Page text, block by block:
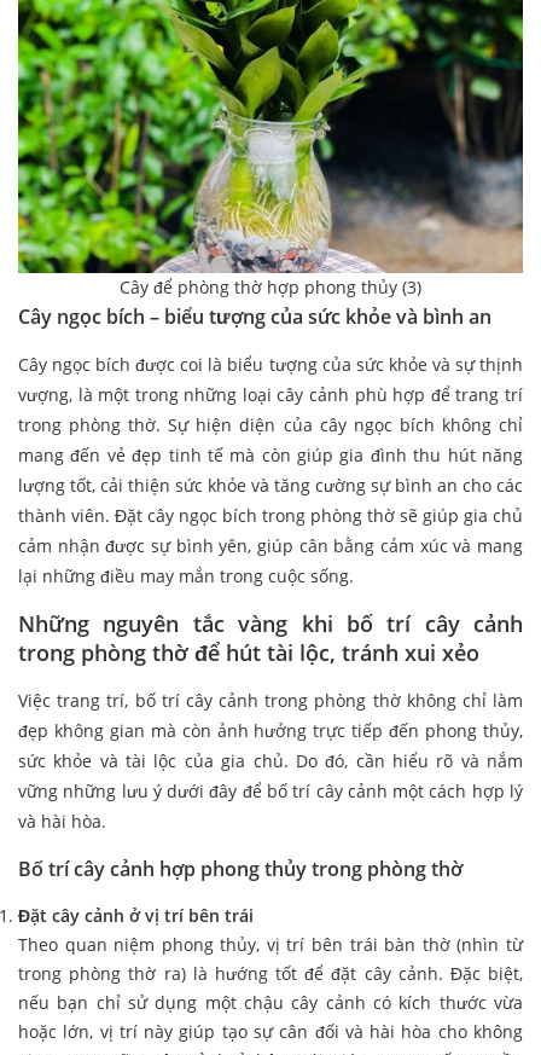
Cây để phòng thờ hợp phong thủy (3)
Cây ngọc bích – biểu tượng của sức khỏe và bình an
Cây ngọc bích được coi là biểu tượng của sức khỏe và sự thịnh
vượng, là một trong những loại cây cảnh phù hợp để trang trí
trong phòng thờ. Sự hiện diện của cây ngọc bích không chỉ
mang đến vẻ đẹp tinh tế mà còn giúp gia đình thu hút năng
lượng tốt, cải thiện sức khỏe và tăng cường sự bình an cho các
thành viên. Đặt cây ngọc bích trong phòng thờ sẽ giúp gia chủ
cảm nhận được sự bình yên, giúp cân bằng cảm xúc và mang
lại những điều may mắn trong cuộc sống.
Những nguyên tắc vàng khi bố trí cây cảnh
trong phòng thờ để hút tài lộc, tránh xui xẻo
Việc trang trí, bố trí cây cảnh trong phòng thờ không chỉ làm
đẹp không gian mà còn ảnh hưởng trực tiếp đến phong thủy,
sức khỏe và tài lộc của gia chủ. Do đó, cần hiểu rõ và nắm
vững những lưu ý dưới đây để bố trí cây cảnh một cách hợp lý
và hài hòa.
Bố trí cây cảnh hợp phong thủy trong phòng thờ
Đặt cây cảnh ở vị trí bên trái
Theo quan niệm phong thủy, vị trí bên trái bàn thờ (nhìn từ
trong phòng thờ ra) là hướng tốt để đặt cây cảnh. Đặc biệt,
nếu bạn chỉ sử dụng một chậu cây cảnh có kích thước vừa
hoặc lớn, vị trí này giúp tạo sự cân đối và hài hòa cho không